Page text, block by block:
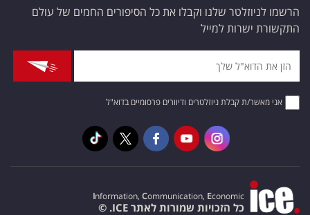
הרשמו לניוזלטר שלנו וקבלו את כל הסיפורים החמים של עולם
התקשורת ישרות למייל
אני מאשר/ת קבלת ניוזלטרים ודיוורים פרסומיים בדוא"ל
Information, Communication, Economic
כל הזכויות שמורות לאתר ICE. ©